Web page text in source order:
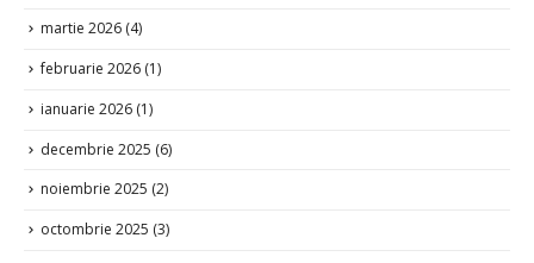
martie 2026 (4)
februarie 2026 (1)
ianuarie 2026 (1)
decembrie 2025 (6)
noiembrie 2025 (2)
octombrie 2025 (3)